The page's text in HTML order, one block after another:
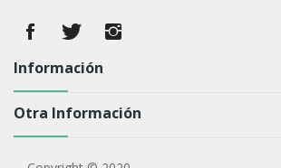
Información
Otra Información